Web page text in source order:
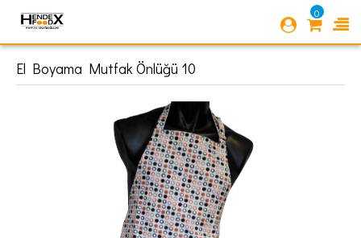
0
El Boyama Mutfak Önlüğü 10